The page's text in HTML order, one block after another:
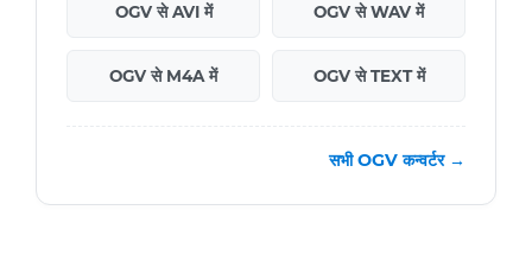
OGV से AVI में OGV से WAV में
OGV से M4A में OGV से TEXT में
सभी OGV कन्वर्टर →